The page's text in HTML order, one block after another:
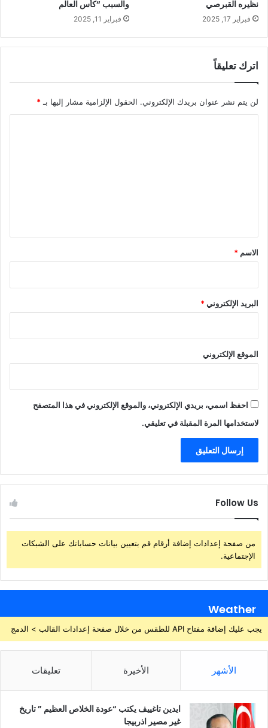
نظيره القبرصي
فبراير 17, 2025
والسبب “كأس العالم
فبراير 11, 2025
اترك تعليقاً
لن يتم نشر عنوان بريدك الإلكتروني. الحقول الإلزامية مشار إليها بـ *
*
الاسم *
البريد الإلكتروني*
الموقع الإلكتروني
احفظ اسمي، بريدي الإلكتروني، والموقع الإلكتروني في هذا المتصفح
لاستخدامها المرة المقبلة في تعليقي.
Follow Us
من صفحة إعدادات إضافة أرقام قم بتعيين بيانات حساباتك على الشبكات
الإجتماعية.
Weather
يجب عليك إضافة مفتاح API للطقس من خلال صفحة إعدادات القالب > الدمج
الأشهر الأخيرة تعليقات
ايدين تاغييف يكتب “عودة الخلاص العظيم ” تاريخ
غير مصير اذربيجا